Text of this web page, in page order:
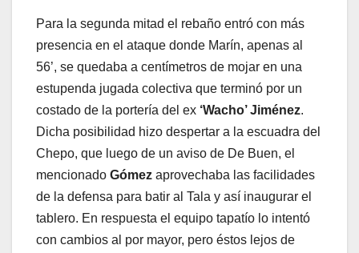
Para la segunda mitad el rebaño entró con más
presencia en el ataque donde Marín, apenas al
56’, se quedaba a centímetros de mojar en una
estupenda jugada colectiva que terminó por un
costado de la portería del ex ‘Wacho’ Jiménez.
Dicha posibilidad hizo despertar a la escuadra del
Chepo, que luego de un aviso de De Buen, el
mencionado Gómez aprovechaba las facilidades
de la defensa para batir al Tala y así inaugurar el
tablero. En respuesta el equipo tapatío lo intentó
con cambios al por mayor, pero éstos lejos de